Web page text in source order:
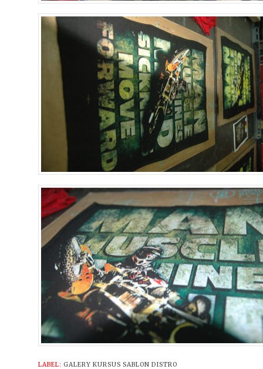
LABEL: GALERY KURSUS SABLON DISTRO